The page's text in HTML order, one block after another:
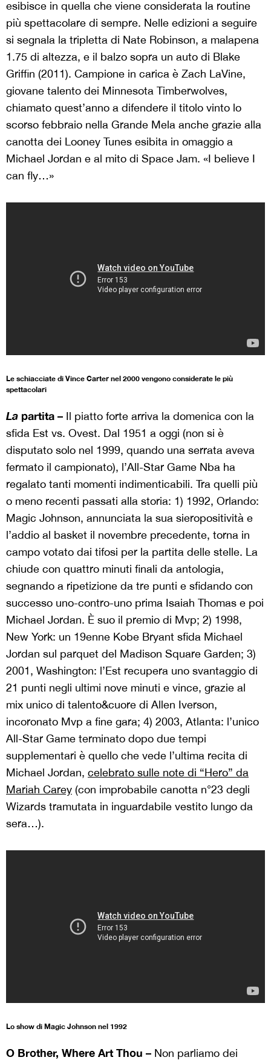
esibisce in quella che viene considerata la routine
più spettacolare di sempre. Nelle edizioni a seguire
si segnala la tripletta di Nate Robinson, a malapena
1.75 di altezza, e il balzo sopra un auto di Blake
Griffin (2011). Campione in carica è Zach LaVine,
giovane talento dei Minnesota Timberwolves,
chiamato quest’anno a difendere il titolo vinto lo
scorso febbraio nella Grande Mela anche grazie alla
canotta dei Looney Tunes esibita in omaggio a
Michael Jordan e al mito di Space Jam. «I believe I
can fly…»
Le schiacciate di Vince Carter nel 2000 vengono considerate le più
spettacolari
La partita – Il piatto forte arriva la domenica con la
sfida Est vs. Ovest. Dal 1951 a oggi (non si è
disputato solo nel 1999, quando una serrata aveva
fermato il campionato), l’All-Star Game Nba ha
regalato tanti momenti indimenticabili. Tra quelli più
o meno recenti passati alla storia: 1) 1992, Orlando:
Magic Johnson, annunciata la sua sieropositività e
l’addio al basket il novembre precedente, torna in
campo votato dai tifosi per la partita delle stelle. La
chiude con quattro minuti finali da antologia,
segnando a ripetizione da tre punti e sfidando con
successo uno-contro-uno prima Isaiah Thomas e poi
Michael Jordan. È suo il premio di Mvp; 2) 1998,
New York: un 19enne Kobe Bryant sfida Michael
Jordan sul parquet del Madison Square Garden; 3)
2001, Washington: l’Est recupera uno svantaggio di
21 punti negli ultimi nove minuti e vince, grazie al
mix unico di talento&cuore di Allen Iverson,
incoronato Mvp a fine gara; 4) 2003, Atlanta: l’unico
All-Star Game terminato dopo due tempi
supplementari è quello che vede l’ultima recita di
Michael Jordan, celebrato sulle note di “Hero” da
Mariah Carey (con improbabile canotta n°23 degli
Wizards tramutata in inguardabile vestito lungo da
sera…).
Lo show di Magic Johnson nel 1992
O Brother, Where Art Thou – Non parliamo dei